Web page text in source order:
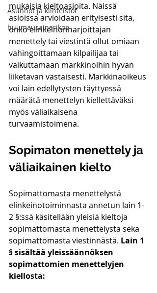
Asunnot ja kiinteistöt
huumausainerikos
mukaisia kieltoasioita. Näissä
asioissa arvioidaan erityisesti sitä,
onko elinkeinonharjoittajan
menettely tai viestintä ollut omiaan
vahingoittamaan kilpailijaa tai
vaikuttamaan markkinoihin hyvän
liiketavan vastaisesti. Markkinaoikeus
voi lain edellytysten täyttyessä
määrätä menettelyn kiellettäväksi
myös väliaikaisena
turvaamistoimena.
Sopimaton menettely ja
väliaikainen kielto
Sopimattomasta menettelystä
elinkeinotoiminnasta annetun lain 1-
2 §:ssä käsitellään yleisiä kieltoja
sopimattomasta menettelystä sekä
sopimattomasta viestinnästä. Lain 1
§ sisältää yleissäännöksen
sopimattomien menettelyjen
kiellosta: